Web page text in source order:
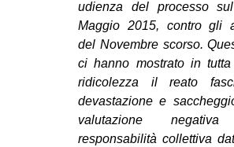
DIRITTO ALL’ABITARE
GENERI
MIGRAZIONI
PRECARIATO
REPRESSIONE
udienza del processo
Maggio 2015, contro gli
del Novembre scorso.
ci hanno mostrato in
ridicolezza il reato
devastazione e
valutazione
responsabilità collettiva